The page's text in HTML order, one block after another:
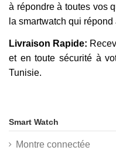
à répondre à toutes vos
la smartwatch qui
Livraison Rapide:
et en toute sécurité à
Tunisie.
Smart Watch
Montre connectée